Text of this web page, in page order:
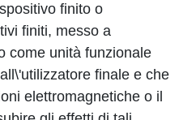
finito o
finiti, messo a
come unità funzionale
finale e che
elettromagnetiche o il